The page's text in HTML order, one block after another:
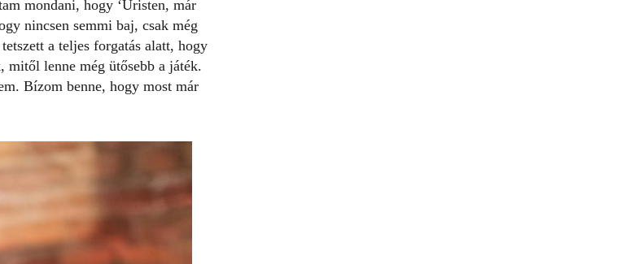
mondani, hogy ‘Úristen, már
nincsen semmi baj, csak még
a teljes forgatás alatt, hogy
mitől lenne még ütősebb a játék.
Bízom benne, hogy most már